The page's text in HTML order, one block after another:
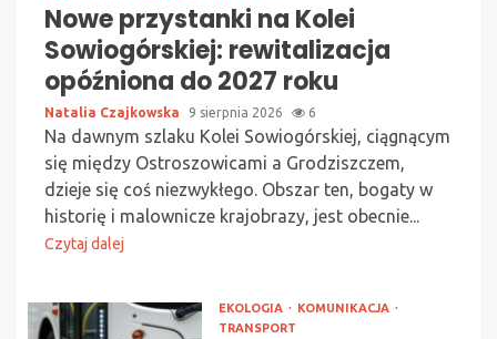
Nowe przystanki na Kolei
Sowiogórskiej: rewitalizacja
opóźniona do 2027 roku
Natalia Czajkowska 9 sierpnia 2026 6
Na dawnym szlaku Kolei Sowiogórskiej, ciągnącym
się między Ostroszowicami a Grodziszczem,
dzieje się coś niezwykłego. Obszar ten, bogaty w
historię i malownicze krajobrazy, jest obecnie...
Czytaj dalej
EKOLOGIA
KOMUNIKACJA
TRANSPORT